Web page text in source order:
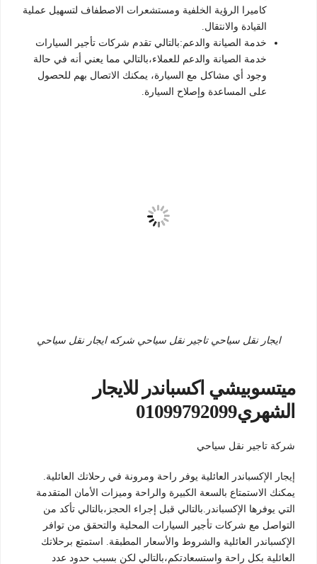
كاميرا الرؤية الخلفية ومستشعرات الاصطفاف لتسهيل عملية
القيادة والانتقال.
خدمة الصيانة والدعم:بالتالي تقدم شركات تأجير السيارات
خدمة الصيانة والدعم للعملاء،بالتالي مما يعني أنه في حالة
وجود أي مشاكل مع السيارة، يمكنك الاتصال بهم للحصول
على المساعدة وإصلاح السيارة.
ايجار نقل سياحي تاجير نقل سياحي شركه ايجار نقل سياحي
ميتسوبيشي اكسباندر للايجار
الشهري01099792099
شركة تاجير نقل سياحي
إيجار الإكسباندر العائلية يوفر راحة ومرونة في رحلاتك العائلية.
يمكنك الاستمتاع بالسعة الكبيرة والراحة وميزات الأمان المتقدمة
التي يوفرها الإكسباندر.بالتالي قبل إجراء الحجز،بالتالي تأكد من
التواصل مع شركات تأجير السيارات المحلية والتحقق من توافر
الإكسباندر العائلية والشروط والأسعار المطبقة. استمتع برحلاتك
العائلية بكل راحة واستسعادتكم،بالتالي لكن بسبب حدود عدد